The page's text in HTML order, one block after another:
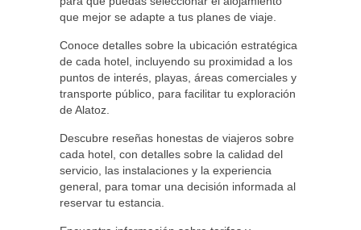
que mejor se adapte a tus planes de viaje.
Conoce detalles sobre la ubicación estratégica
de cada hotel, incluyendo su proximidad a los
puntos de interés, playas, áreas comerciales y
transporte público, para facilitar tu exploración
de Alatoz.
Descubre reseñas honestas de viajeros sobre
cada hotel, con detalles sobre la calidad del
servicio, las instalaciones y la experiencia
general, para tomar una decisión informada al
reservar tu estancia.